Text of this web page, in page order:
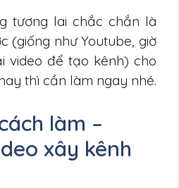
tương lai chắc chắn là
(giống như Youtube, giờ
video để tạo kênh) cho
thì cần làm ngay nhé.
làm –
xây kênh